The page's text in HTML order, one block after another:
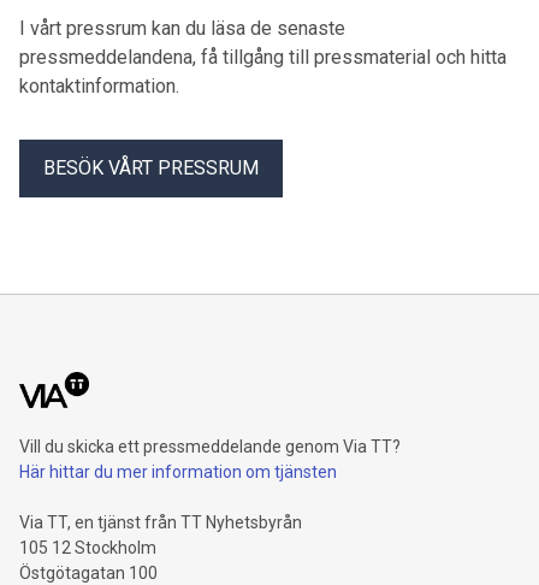
I vårt pressrum kan du läsa de senaste
pressmeddelandena, få tillgång till pressmaterial och hitta
kontaktinformation.
BESÖK VÅRT PRESSRUM
Vill du skicka ett pressmeddelande genom Via TT?
Här hittar du mer information om tjänsten
Via TT, en tjänst från TT Nyhetsbyrån
105 12 Stockholm
Östgötagatan 100